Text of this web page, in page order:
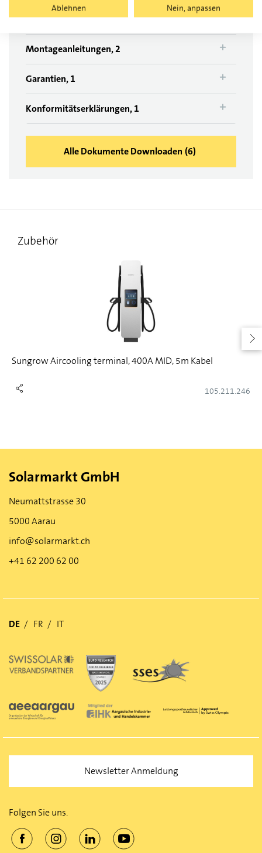
Sungrow Kompatibilitätsliste
Montageanleitungen, 2
Garantien, 1
Konformitätserklärungen, 1
Alle Dokumente Downloaden (6)
Zubehör
Sungrow Aircooling terminal, 400A MID, 5m Kabel
105.211.246
Solarmarkt GmbH
Neumattstrasse 30
5000 Aarau
info@solarmarkt.ch
+41 62 200 62 00
DE FR IT
Newsletter Anmeldung
Folgen Sie uns.
Ablehnen
Nein, anpassen